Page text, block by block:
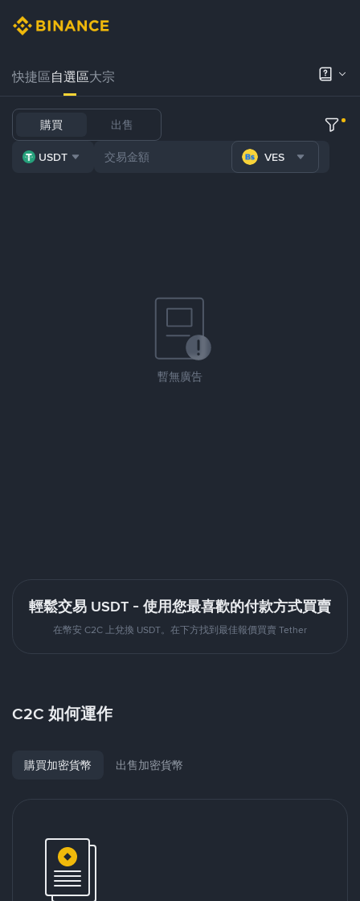
快捷區自選區大宗
購買 出售
USDT VES
暫無廣告
輕鬆交易 USDT - 使用您最喜歡的付款方式買賣
在幣安 C2C 上兌換 USDT。在下方找到最佳報價買賣 Tether
C2C 如何運作
購買加密貨幣 出售加密貨幣